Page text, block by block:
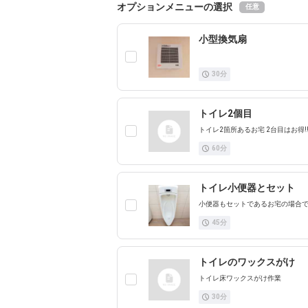
オプションメニューの選択 任意
小型換気扇
30分
トイレ2個目
トイレ2箇所あるお宅 2台目はお得‼️
60分
トイレ小便器とセット
小便器もセットであるお宅の場合
45分
トイレのワックスがけ
トイレ床ワックスがけ作業
30分